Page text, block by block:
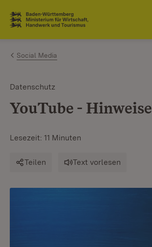
Zum Inhalt springen
Link zur Startseite
Social Media
Datenschutz
YouTube - Hinweise
Lesezeit: 11 Minuten
Teilen Text vorlesen